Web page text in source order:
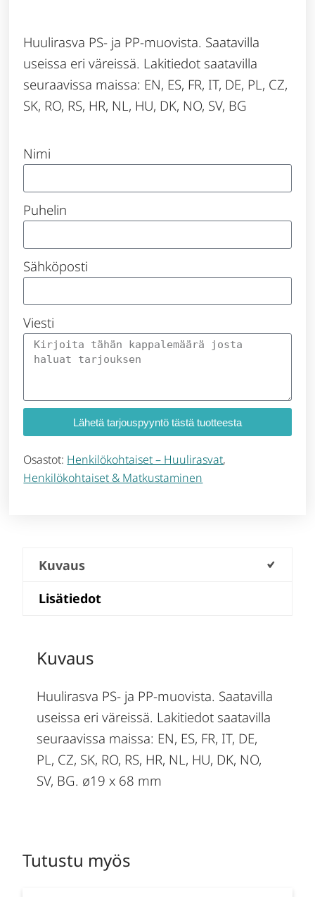
Huulirasva PS- ja PP-muovista. Saatavilla
useissa eri väreissä. Lakitiedot saatavilla
seuraavissa maissa: EN, ES, FR, IT, DE, PL, CZ,
SK, RO, RS, HR, NL, HU, DK, NO, SV, BG
Nimi
Puhelin
Sähköposti
Viesti
Lähetä tarjouspyyntö tästä tuotteesta
Osastot: Henkilökohtaiset – Huulirasvat,
Henkilökohtaiset & Matkustaminen
Kuvaus
Lisätiedot
Kuvaus
Huulirasva PS- ja PP-muovista. Saatavilla
useissa eri väreissä. Lakitiedot saatavilla
seuraavissa maissa: EN, ES, FR, IT, DE,
PL, CZ, SK, RO, RS, HR, NL, HU, DK, NO,
SV, BG. ø19 x 68 mm
Tutustu myös